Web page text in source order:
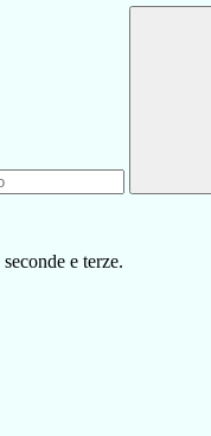
e terze.